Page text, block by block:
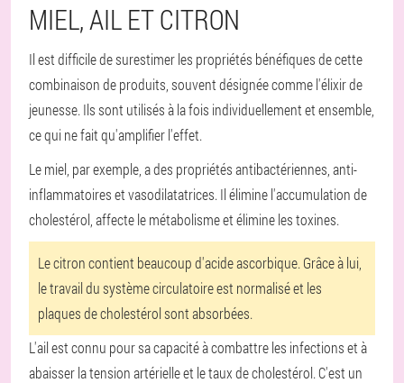
MIEL, AIL ET CITRON
Il est difficile de surestimer les propriétés bénéfiques de cette
combinaison de produits, souvent désignée comme l'élixir de
jeunesse. Ils sont utilisés à la fois individuellement et ensemble,
ce qui ne fait qu'amplifier l'effet.
Le miel, par exemple, a des propriétés antibactériennes, anti-
inflammatoires et vasodilatatrices. Il élimine l'accumulation de
cholestérol, affecte le métabolisme et élimine les toxines.
Le citron contient beaucoup d'acide ascorbique. Grâce à lui,
le travail du système circulatoire est normalisé et les
plaques de cholestérol sont absorbées.
L'ail est connu pour sa capacité à combattre les infections et à
abaisser la tension artérielle et le taux de cholestérol. C'est un